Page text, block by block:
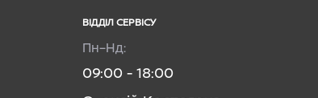
ВІДДІЛ CЕРВІСУ
Пн–Нд:
09:00 - 18:00